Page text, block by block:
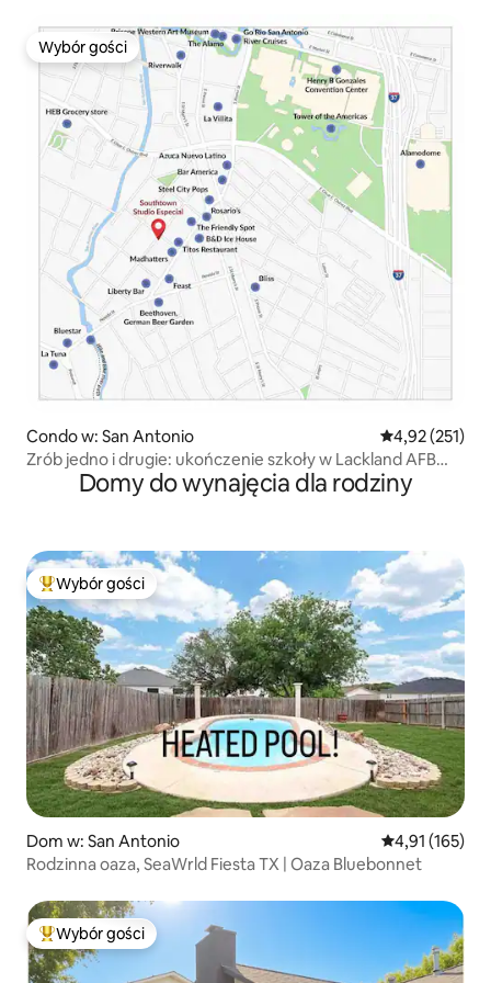
Wybór gości
Wybór gości
Condo w: San Antonio Średnia
4,92 (251)
Zrób jedno i drugie: ukończenie szkoły w Lackland AFB
i Riverwalk!Domy do wynajęcia dla rodziny
Najpopularniejsze z kategorii Wybór gości
Wybór gości
Dom w: San Antonio Średnia
4,91 (165)
Rodzinna oaza, SeaWrld Fiesta TX | Oaza Bluebonnet
Najpopularniejsze z kategorii Wybór gości
Wybór gości